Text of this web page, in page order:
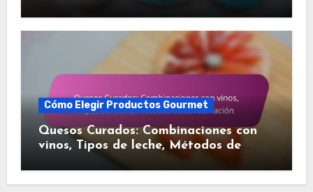
Cómo Elegir Productos Gourmet
Quesos Curados: Combinaciones con
vinos, Tipos de leche, Métodos de
conservación